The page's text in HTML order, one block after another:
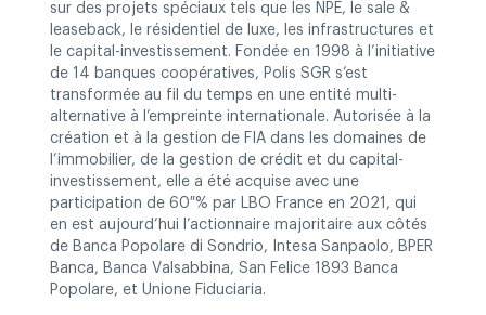
sur des projets spéciaux tels que les NPE, le sale &
leaseback, le résidentiel de luxe, les infrastructures et
le capital-investissement. Fondée en 1998 à l’initiative
de 14 banques coopératives, Polis SGR s’est
transformée au fil du temps en une entité multi-
alternative à l’empreinte internationale. Autorisée à la
création et à la gestion de FIA dans les domaines de
l’immobilier, de la gestion de crédit et du capital-
investissement, elle a été acquise avec une
participation de 60 % par LBO France en 2021, qui
en est aujourd’hui l’actionnaire majoritaire aux côtés
de Banca Popolare di Sondrio, Intesa Sanpaolo, BPER
Banca, Banca Valsabbina, San Felice 1893 Banca
Popolare, et Unione Fiduciaria.